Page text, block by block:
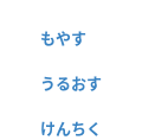
もやす
うるおす
けんちく